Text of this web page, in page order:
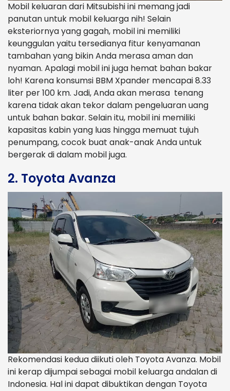
Mobil keluaran dari Mitsubishi ini memang jadi
panutan untuk mobil keluarga nih! Selain
eksteriornya yang gagah, mobil ini memiliki
keunggulan yaitu tersedianya fitur kenyamanan
tambahan yang bikin Anda merasa aman dan
nyaman. Apalagi mobil ini juga hemat bahan bakar
loh! Karena konsumsi BBM Xpander mencapai 8.33
liter per 100 km. Jadi, Anda akan merasa tenang
karena tidak akan tekor dalam pengeluaran uang
untuk bahan bakar. Selain itu, mobil ini memiliki
kapasitas kabin yang luas hingga memuat tujuh
penumpang, cocok buat anak-anak Anda untuk
bergerak di dalam mobil juga.
2. Toyota Avanza
Rekomendasi kedua diikuti oleh Toyota Avanza. Mobil
ini kerap dijumpai sebagai mobil keluarga andalan di
Indonesia. Hal ini dapat dibuktikan dengan Toyota